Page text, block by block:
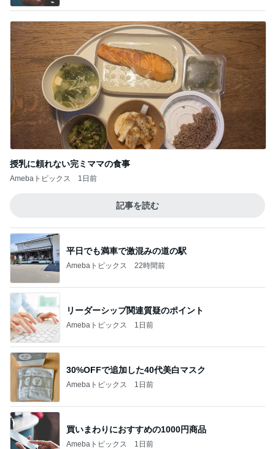
授乳に頼れない完ミママの食事
Amebaトピックス 1日前
記事を読む
平日でも満車で激混みの道の駅
Amebaトピックス 22時間前
リーダーシップ関連質疑のポイント
Amebaトピックス 1日前
30%OFFで追加した40代美白マスク
Amebaトピックス 1日前
買いまわりにおすすめの1000円商品
Amebaトピックス 1日前